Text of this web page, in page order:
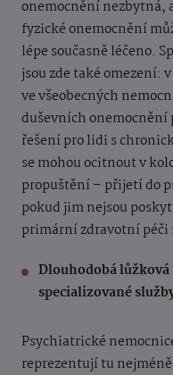
onemocnění nezbytná,
fyzické onemocnění
lépe současně léčeno.
jsou zde také omezení:
ve všeobecných
duševních
řešení pro lidi s
se mohou ocitnout v
propuštění – přijetí do
pokud jim nejsou
primární zdravotní
Dlouhodobá lůžková
specializované
Psychiatrické
reprezentují tu